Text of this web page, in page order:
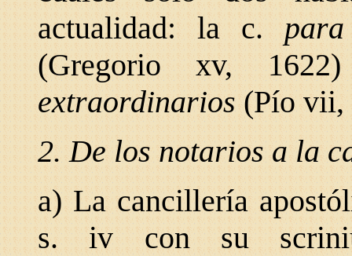
actualidad: la c.
(Gregorio xv,
extraordinarios(Pío vii,
2. De los notarios a la
a) La cancillería
s. iv con su